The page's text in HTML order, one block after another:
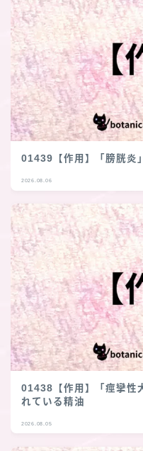
01439【作用】「膀胱炎
2026.08.06
01438【作用】「痙攣性
れている精油
2026.08.05